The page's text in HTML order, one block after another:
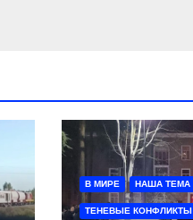
В МИРЕ НАША ТЕМА
ТЕНЕВЫЕ КОНФЛИКТЫ